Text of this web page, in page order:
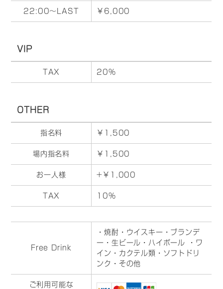
22:00～LAST ￥6,000
VIP
TAX 20%
OTHER
指名料 ￥1,500
場内指名料 ￥1,500
お一人様 +￥1,000
TAX 10%
Free Drink
・焼酎・ウイスキー・ブランデ
ー・生ビール・ハイボール ・ワ
イン・カクテル類・ソフトドリ
ンク・その他
ご利用可能な